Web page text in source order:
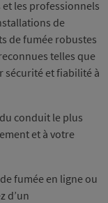
les professionnels
de
de fumée robustes
telles que
sécurité et fiabilité à
conduit le plus
et à votre
fumée en ligne ou
d’un